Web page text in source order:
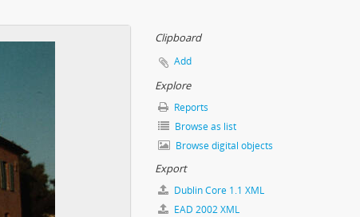
Clipboard
Add
Explore
Reports
Browse as list
Browse digital objects
Export
Dublin Core 1.1 XML
EAD 2002 XML